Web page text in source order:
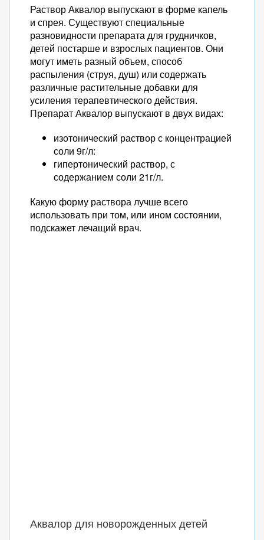
Раствор Аквалор выпускают в форме капель
и спрея. Существуют специальные
разновидности препарата для грудничков,
детей постарше и взрослых пациентов. Они
могут иметь разный объем, способ
распыления (струя, душ) или содержать
различные растительные добавки для
усиления терапевтического действия.
Препарат Аквалор выпускают в двух видах:
изотонический раствор с концентрацией
соли 9г/л:
гипертонический раствор, с
содержанием соли 21г/л.
Какую форму раствора лучше всего
использовать при том, или ином состоянии,
подскажет лечащий врач.
Аквалор для новорожденных детей